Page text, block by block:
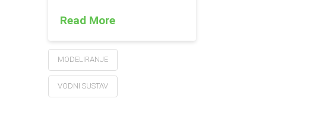
Read More
MODELIRANJE
VODNI SUSTAV